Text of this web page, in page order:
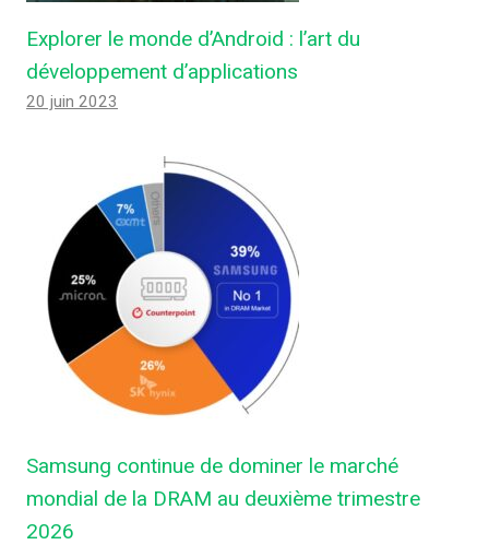
Explorer le monde d’Android : l’art du
développement d’applications
20 juin 2023
Samsung continue de dominer le marché
mondial de la DRAM au deuxième trimestre
2026